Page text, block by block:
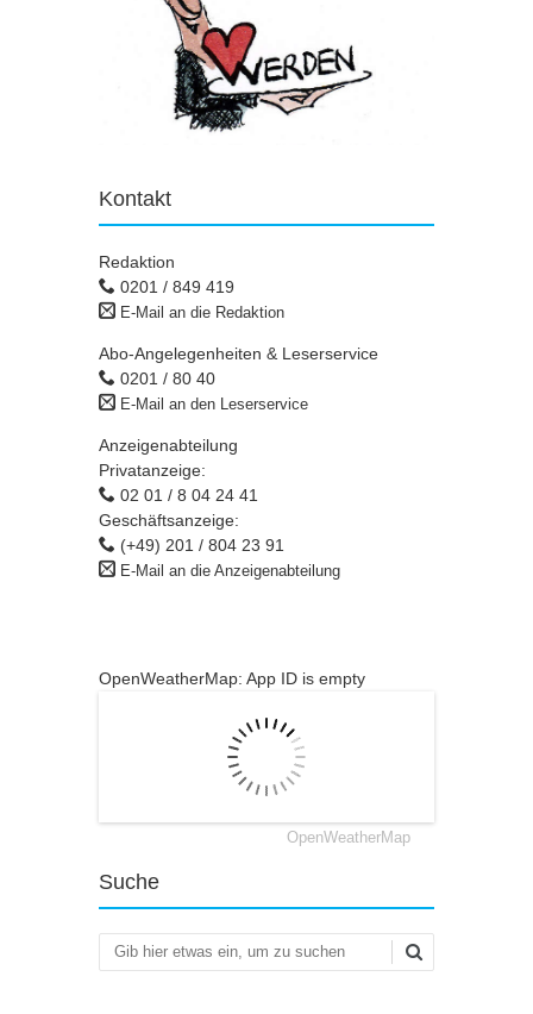
Kontakt
Redaktion
0201 / 849 419
E-Mail an die Redaktion
Abo-Angelegenheiten & Leserservice
0201 / 80 40
E-Mail an den Leserservice
Anzeigenabteilung
Privatanzeige:
02 01 / 8 04 24 41
Geschäftsanzeige:
(+49) 201 / 804 23 91
E-Mail an die Anzeigenabteilung
OpenWeatherMap: App ID is empty
OpenWeatherMap
Suche
Suchen